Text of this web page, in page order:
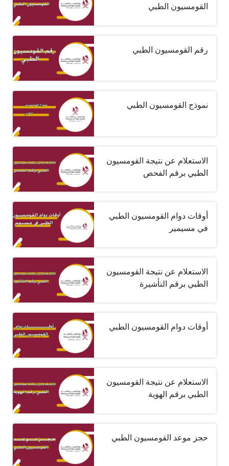
القومسيون الطبي
رقم القومسيون الطبي
نموذج القومسيون الطبي
الاستعلام عن نتيجة القومسيون
الطبي برقم الفحص
أوقات دوام القومسيون الطبي
في مسيمير
الاستعلام عن نتيجة القومسيون
الطبي برقم التأشيرة
أوقات دوام القومسيون الطبي
الاستعلام عن نتيجة القومسيون
الطبي برقم الهوية
حجز موعد القومسيون الطبي